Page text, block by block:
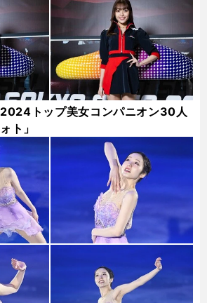
トップ美女コンパニオン30人
ト」